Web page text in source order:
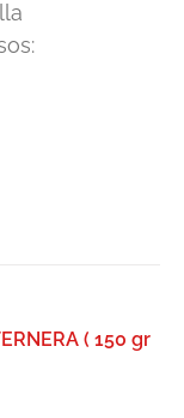
( 150 gr